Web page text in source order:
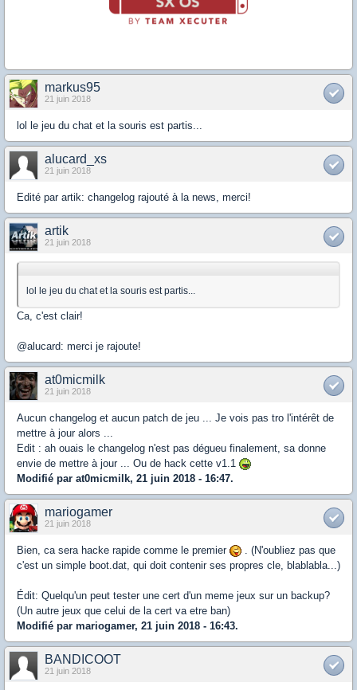
markus95
21 juin 2018
lol le jeu du chat et la souris est partis...
alucard_xs
21 juin 2018
Edité par artik: changelog rajouté à la news, merci!
artik
21 juin 2018
lol le jeu du chat et la souris est partis...
Ca, c'est clair!
@alucard: merci je rajoute!
at0micmilk
21 juin 2018
Aucun changelog et aucun patch de jeu ... Je vois pas tro l'intérêt de
mettre à jour alors ...
Edit : ah ouais le changelog n'est pas dégueu finalement, sa donne
envie de mettre à jour ... Ou de hack cette v1.1
Modifié par at0micmilk, 21 juin 2018 - 16:47.
mariogamer
21 juin 2018
Bien, ca sera hacke rapide comme le premier
. (N'oubliez pas que
c'est un simple boot.dat, qui doit contenir ses propres cle, blablabla...)
Édit: Quelqu'un peut tester une cert d'un meme jeux sur un backup?
(Un autre jeux que celui de la cert va etre ban)
Modifié par mariogamer, 21 juin 2018 - 16:43.
BANDICOOT
21 juin 2018